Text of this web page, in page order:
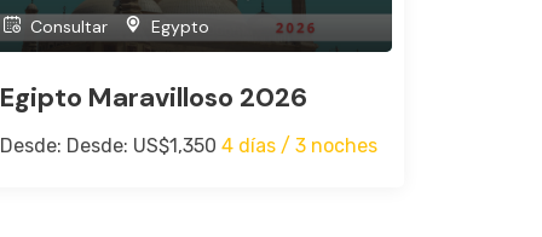
Consultar Egypto
Egipto Maravilloso 2026
Desde: Desde: US$1,350 4 días / 3 noches